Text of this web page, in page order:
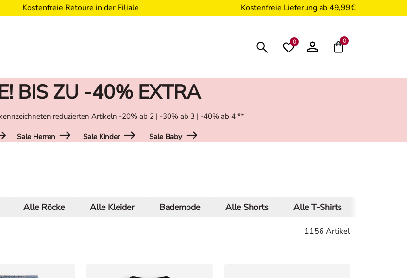
Kostenfreie Retoure in der Filiale Kostenfreie Lieferung ab 49,99€
0 0
BIS ZU -40% EXTRA
reduzierten Artikeln -20% ab 2 | -30% ab 3 | -40% ab 4 **
Sale Herren Sale Kinder
Sale Baby
Alle Röcke Alle Kleider Bademode Alle Shorts Alle T-Shirts
1156 Artikel